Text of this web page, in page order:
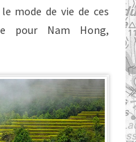
mode de vie de ces
pour Nam Hong,